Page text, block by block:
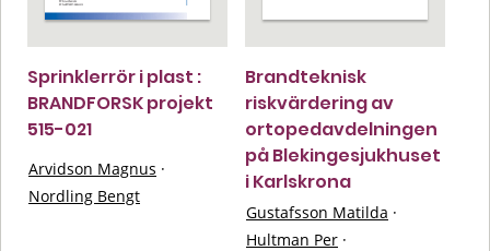
Sprinklerrör i plast :
BRANDFORSK projekt
515-021
Arvidson Magnus ·
Nordling Bengt
Brandteknisk
riskvärdering av
ortopedavdelningen
på Blekingesjukhuset
i Karlskrona
Gustafsson Matilda ·
Hultman Per ·